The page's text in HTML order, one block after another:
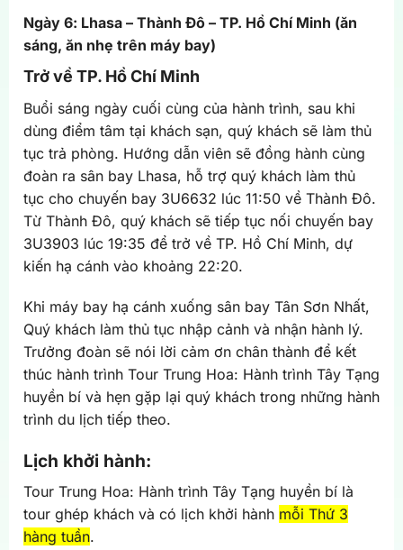
Ngày 6: Lhasa – Thành Đô – TP. Hồ Chí Minh (ăn
sáng, ăn nhẹ trên máy bay)
Trở về TP. Hồ Chí Minh
Buổi sáng ngày cuối cùng của hành trình, sau khi
dùng điểm tâm tại khách sạn, quý khách sẽ làm thủ
tục trả phòng. Hướng dẫn viên sẽ đồng hành cùng
đoàn ra sân bay Lhasa, hỗ trợ quý khách làm thủ
tục cho chuyến bay 3U6632 lúc 11:50 về Thành Đô.
Từ Thành Đô, quý khách sẽ tiếp tục nối chuyến bay
3U3903 lúc 19:35 để trở về TP. Hồ Chí Minh, dự
kiến hạ cánh vào khoảng 22:20.
Khi máy bay hạ cánh xuống sân bay Tân Sơn Nhất,
Quý khách làm thủ tục nhập cảnh và nhận hành lý.
Trưởng đoàn sẽ nói lời cảm ơn chân thành để kết
thúc hành trình Tour Trung Hoa: Hành trình Tây Tạng
huyền bí và hẹn gặp lại quý khách trong những hành
trình du lịch tiếp theo.
Lịch khởi hành:
Tour Trung Hoa: Hành trình Tây Tạng huyền bí là
tour ghép khách và có lịch khởi hành mỗi Thứ 3
hàng tuần.